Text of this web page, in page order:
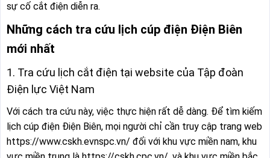
sự cố cắt điện diễn ra.
Những cách tra cứu lịch cúp điện Điện Biên
mới nhất
1. Tra cứu lịch cắt điện tại website của Tập đoàn
Điện lực Việt Nam
Với cách tra cứu này, việc thực hiện rất dễ dàng. Để tìm kiếm
lịch cúp điện Điện Biên, mọi người chỉ cần truy cập trang web
https://www.cskh.evnspc.vn/ đối với khu vực miền nam, khu